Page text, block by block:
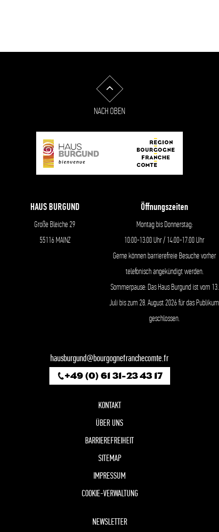
NACH OBEN
HAUS BURGUND
Große Bleiche 29
55116 MAINZ
Öffnungszeiten
Montag bis Donnerstag:
10:00-13:00 Uhr / 14:00-17:00 Uhr
Gerne können barrierefreie Besuche vorher
telefonisch angekündigt werden.
Sommerpause: Das Haus Burgund ist vom 13.
Juli bis zum 28. August 2026 für das Publikum
geschlossen.
hausburgund@bourgognefranchecomte.fr
+49 (0) 61 31-23 43 17
KONTAKT
ÜBER UNS
BARRIEREFREIHEIT
SITEMAP
IMPRESSUM
COOKIE-VERWALTUNG
NEWSLETTER